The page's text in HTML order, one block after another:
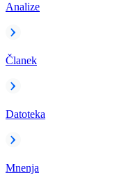
Analize
Članek
Datoteka
Mnenja